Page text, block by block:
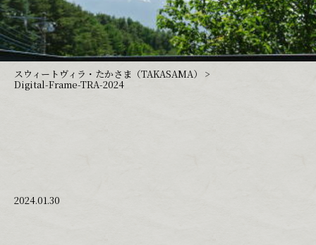
スウィートヴィラ・たかさま（TAKASAMA） >
Digital-Frame-TRA-2024
2024.01.30